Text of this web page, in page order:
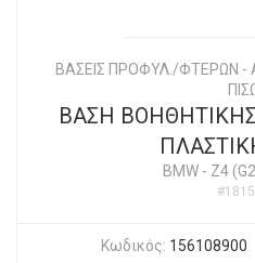
ΒΑΣΕΙΣ ΠΡΟΦΥΛ./ΦΤΕΡΩΝ -
ΒΑΣΗ
BMW- Z4
Κωδικός: 156108900